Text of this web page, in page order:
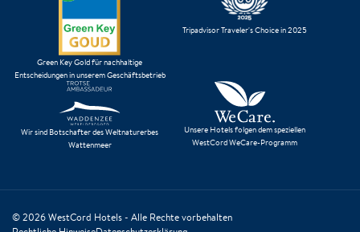
Green Key Gold für nachhaltige
Entscheidungen in unserem Geschäftsbetrieb
Tripadvisor Traveler's Choice in 2025
Wir sind Botschafter des Weltnaturerbes
Wattenmeer
Unsere Hotels folgen dem speziellen
WestCord WeCare-Programm
© 2026 WestCord Hotels - Alle Rechte vorbehalten